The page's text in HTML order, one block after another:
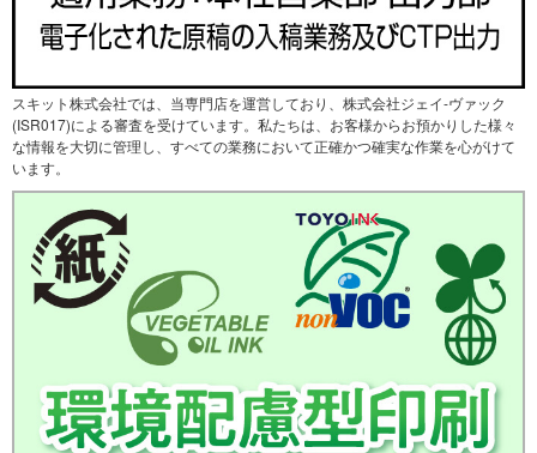
スキット株式会社では、当専門店を運営しており、株式会社ジェイ-ヴァック
(ISR017)による審査を受けています。私たちは、お客様からお預かりした様々
な情報を大切に管理し、すべての業務において正確かつ確実な作業を心がけて
います。